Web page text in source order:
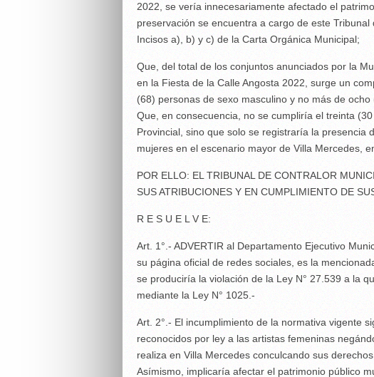
2022, se vería innecesariamente afectado el
preservación se encuentra a cargo de este
Incisos a), b) y c) de la Carta Orgánica Municipal;
Que, del total de los conjuntos anunciados por la
en la Fiesta de la Calle Angosta 2022, surge un
(68) personas de sexo masculino y no más de
Que, en consecuencia, no se cumpliría el treinta
Provincial, sino que solo se registraría la presencia
mujeres en el escenario mayor de Villa Mercedes,
POR ELLO: EL TRIBUNAL DE CONTRALOR
SUS ATRIBUCIONES Y EN CUMPLIMIENTO DE
R E S U E L V E:
Art. 1°.- ADVERTIR al Departamento Ejecutivo
su página oficial de redes sociales, es la
se produciría la violación de la Ley N° 27.539 a la
mediante la Ley N° 1025.-
Art. 2°.- El incumplimiento de la normativa vigente
reconocidos por ley a las artistas femeninas
realiza en Villa Mercedes conculcando sus
Asímismo, implicaría afectar el patrimonio público